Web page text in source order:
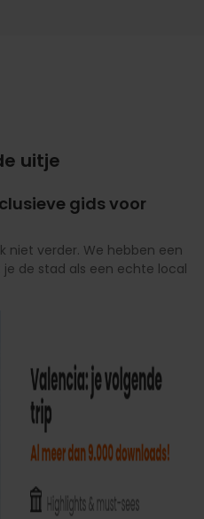
uitje
gids voor
niet verder. We hebben een
je de stad als een echte local